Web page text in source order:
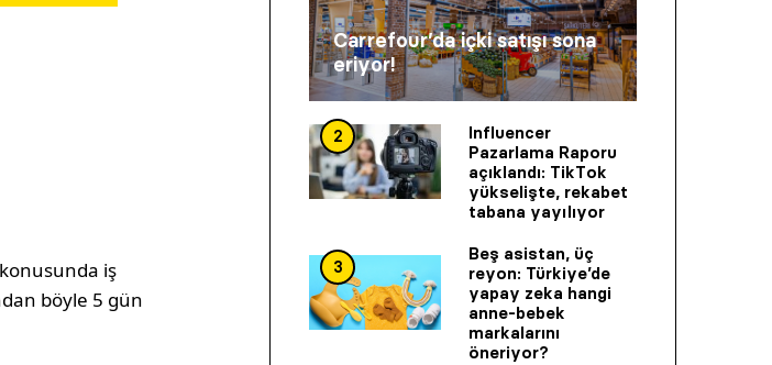
iş
böyle 5 gün
Carrefour’da içki satışı sona
eriyor!
2
Influencer
Pazarlama Raporu
açıklandı: TikTok
yükselişte, rekabet
tabana yayılıyor
3
Beş asistan, üç
reyon: Türkiye’de
yapay zeka hangi
anne-bebek
markalarını
öneriyor?